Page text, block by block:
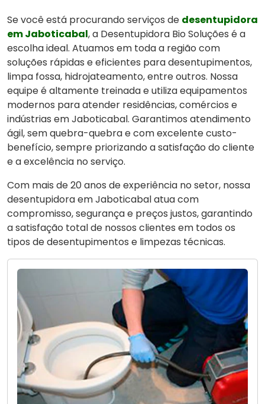
Se você está procurando serviços de desentupidora
em Jaboticabal, a Desentupidora Bio Soluções é a
escolha ideal. Atuamos em toda a região com
soluções rápidas e eficientes para desentupimentos,
limpa fossa, hidrojateamento, entre outros. Nossa
equipe é altamente treinada e utiliza equipamentos
modernos para atender residências, comércios e
indústrias em Jaboticabal. Garantimos atendimento
ágil, sem quebra-quebra e com excelente custo-
benefício, sempre priorizando a satisfação do cliente
e a excelência no serviço.
Com mais de 20 anos de experiência no setor, nossa
desentupidora em Jaboticabal atua com
compromisso, segurança e preços justos, garantindo
a satisfação total de nossos clientes em todos os
tipos de desentupimentos e limpezas técnicas.